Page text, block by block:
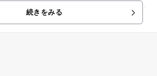
久御山に出店しています。 モーリーファン
続きをみる